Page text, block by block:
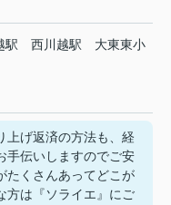
駅 西川越駅
大東東小
上げ返済の方法も、経
手伝いしますのでご安
たくさんあってどこが
方は『ソライエ』にご